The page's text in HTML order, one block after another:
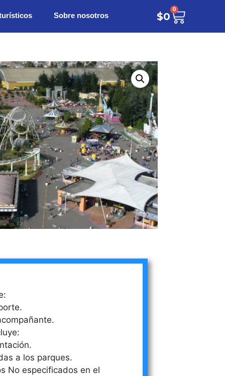
Sobre nosotros $0
0
a los parques.
No especificados en el